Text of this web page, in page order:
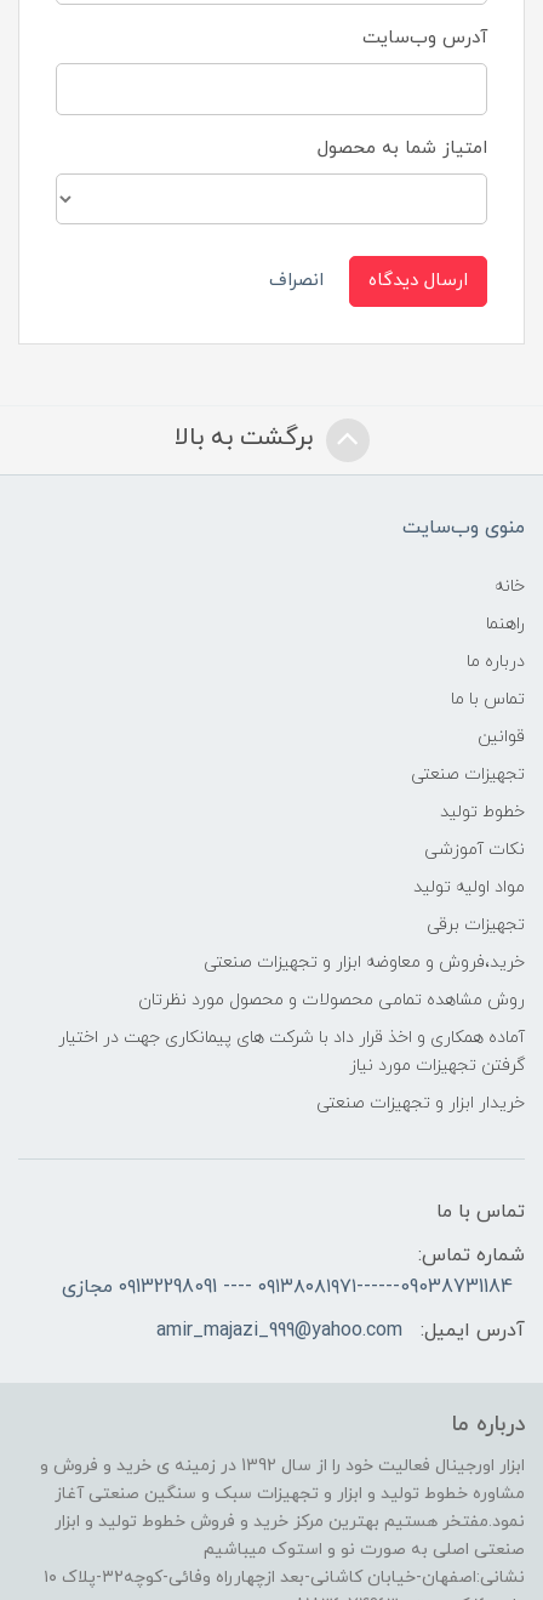
آدرس وب‌سایت
امتیاز شما به محصول
ارسال دیدگاه انصراف
برگشت به بالا
منوی وب‌سایت
خانه
راهنما
درباره ما
تماس با ما
قوانین
تجهیزات صنعتی
خطوط تولید
نکات آموزشی
مواد اولیه تولید
تجهیزات برقی
خرید،فروش و معاوضه ابزار و تجهیزات صنعتی
روش مشاهده تمامی محصولات و محصول مورد نظرتان
آماده همکاری و اخذ قرار داد با شرکت های پیمانکاری جهت در اختیار
گرفتن تجهیزات مورد نیاز
خریدار ابزار و تجهیزات صنعتی
تماس با ما
شماره تماس:
09038731184------۰۹۱۳۸۰۸۱۹۷۱ ---- ۰۹132298091 مجازی
آدرس ایمیل:
amir_majazi_999@yahoo.com
درباره ما
ابزار اورجینال فعالیت خود را از سال 1392 در زمینه ی خرید و فروش و
مشاوره خطوط تولید و ابزار و تجهیزات سبک و سنگین صنعتی آغاز
نمود.مفتخر هستیم بهترین مرکز خرید و فروش خطوط تولید و ابزار
صنعتی اصلی به صورت نو و استوک میباشیم
نشانی:اصفهان-خیابان کاشانی-بعد ازچهارراه وفائی-کوچه۳۲-پلاک ۱۰